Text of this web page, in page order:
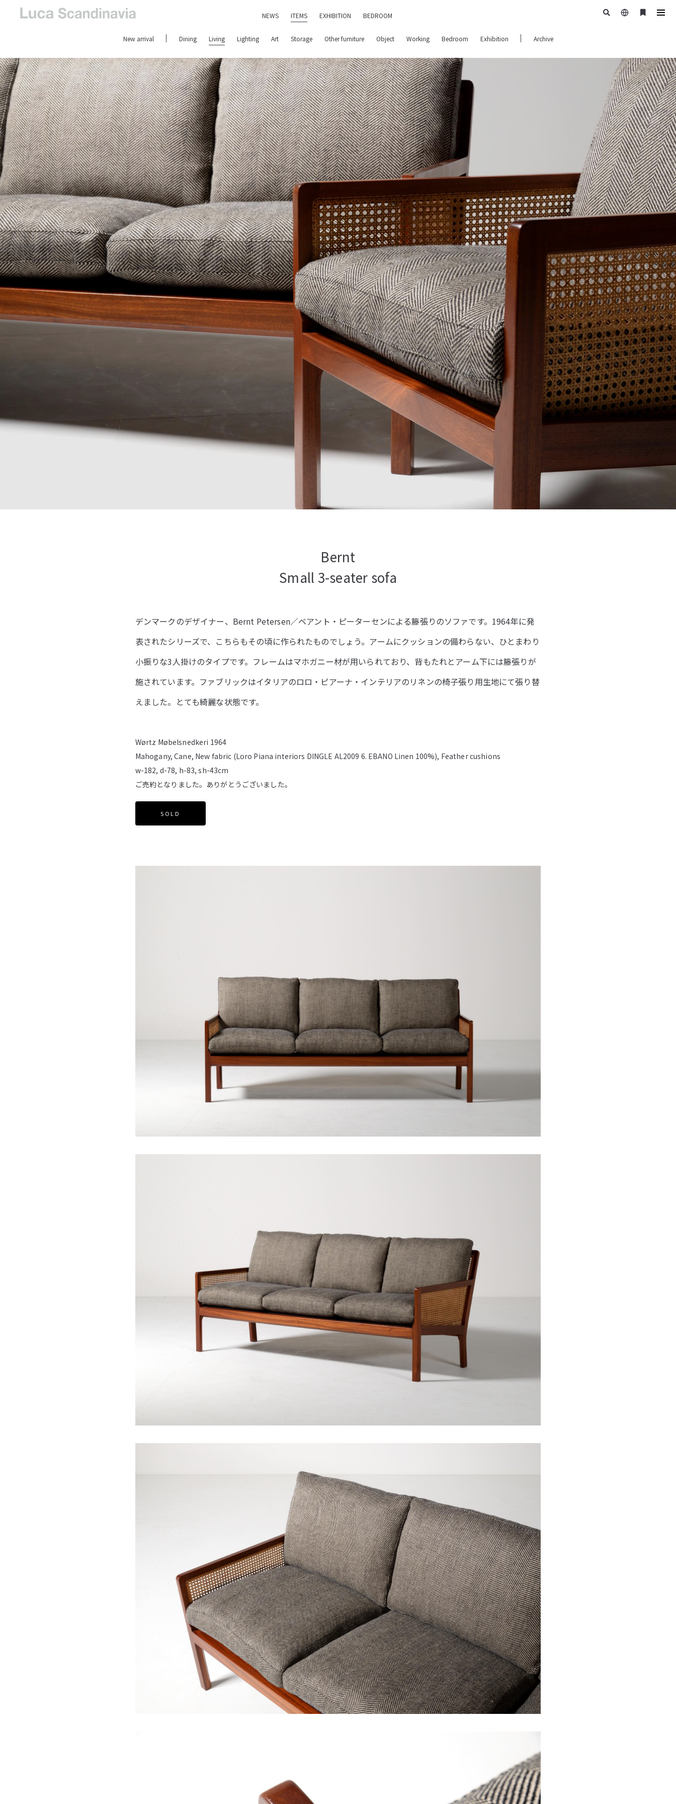
NEWS ITEMS EXHIBITION BEDROOM
日
ブ
ー
ク
New arrival Dining Living Lighting Art Storage Other furniture Object Working Bedroom Exhibition Archive
Bernt
Small 3-seater sofa
デンマークのデザイナー、Bernt Petersen／ベアント・ピーターセンによる籐張りのソファです。1964年に発
表されたシリーズで、こちらもその頃に作られたものでしょう。アームにクッションの備わらない、ひとまわり
小振りな3人掛けのタイプです。フレームはマホガニー材が用いられており、背もたれとアーム下には籐張りが
施されています。ファブリックはイタリアのロロ・ピアーナ・インテリアのリネンの椅子張り用生地にて張り替
えました。とても綺麗な状態です。
Wørtz Møbelsnedkeri 1964
Mahogany, Cane, New fabric (Loro Piana interiors DINGLE AL2009 6. EBANO Linen 100%), Feather cushions
w-182, d-78, h-83, sh-43cm
ご売約となりました。ありがとうございました。
SOLD